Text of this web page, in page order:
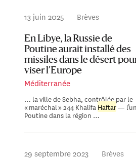
13 juin 2025 Brèves
En Libye, la Russie de
Poutine aurait installé des
missiles dans le désert
viser l’Europe
Méditerranée
… la ville de Sebha, contrôlée par le
« maréchal » 244 KhalifaHaftar—
Poutine dans la région …
29 septembre 2023 Brèves